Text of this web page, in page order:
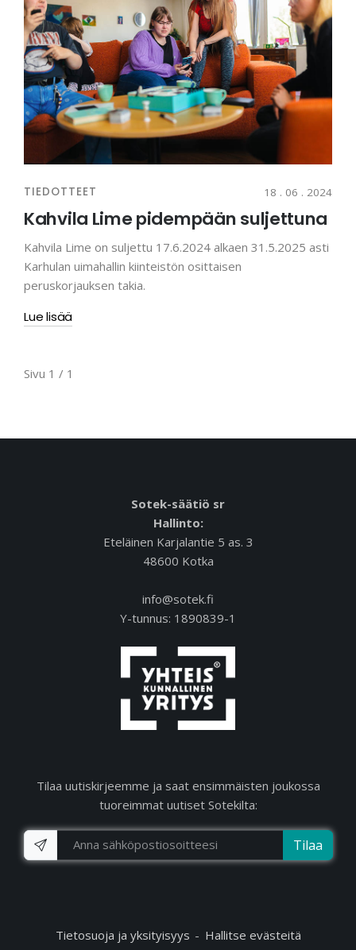
TIEDOTTEET 18 . 06 . 2024
Kahvila Lime pidempään suljettuna
Kahvila Lime on suljettu 17.6.2024 alkaen 31.5.2025 asti
Karhulan uimahallin kiinteistön osittaisen
peruskorjauksen takia.
Lue lisää
Sivu 1 / 1
Sotek-säätiö sr
Hallinto:
Eteläinen Karjalantie 5 as. 3
48600 Kotka
info@sotek.fi
Y-tunnus: 1890839-1
Tilaa uutiskirjeemme ja saat ensimmäisten joukossa
tuoreimmat uutiset Sotekilta:
Tilaa
Tietosuoja ja yksityisyys Hallitse evästeitä